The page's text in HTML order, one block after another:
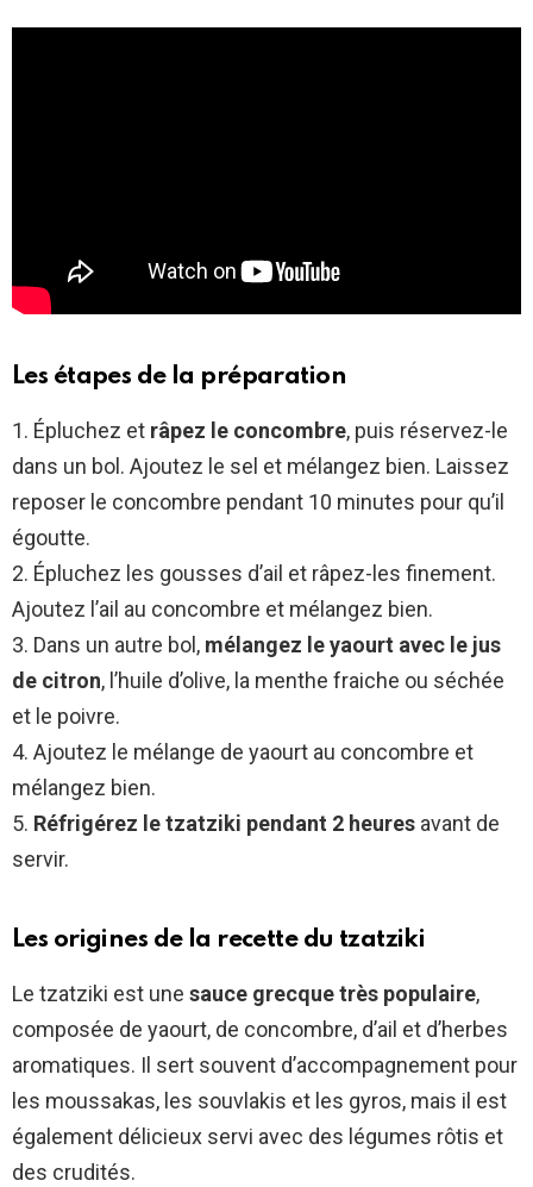
Les étapes de la préparation
1. Épluchez et râpez le concombre, puis réservez-le
dans un bol. Ajoutez le sel et mélangez bien. Laissez
reposer le concombre pendant 10 minutes pour qu’il
égoutte.
2. Épluchez les gousses d’ail et râpez-les finement.
Ajoutez l’ail au concombre et mélangez bien.
3. Dans un autre bol, mélangez le yaourt avec le jus
de citron, l’huile d’olive, la menthe fraiche ou séchée
et le poivre.
4. Ajoutez le mélange de yaourt au concombre et
mélangez bien.
5. Réfrigérez le tzatziki pendant 2 heures avant de
servir.
Les origines de la recette du tzatziki
Le tzatziki est une sauce grecque très populaire,
composée de yaourt, de concombre, d’ail et d’herbes
aromatiques. Il sert souvent d’accompagnement pour
les moussakas, les souvlakis et les gyros, mais il est
également délicieux servi avec des légumes rôtis et
des crudités.